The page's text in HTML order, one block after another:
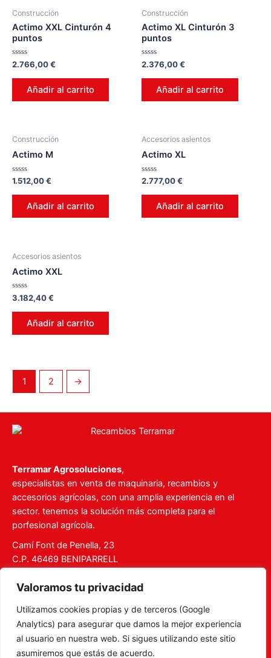
Valoramos tu privacidad
Utilizamos cookies propias y de terceros (Google
Analytics) para asegurar que damos la mejor experiencia
al usuario en nuestra web. Si sigues utilizando este sitio
asumiremos que estás de acuerdo.
Construcción
Actimo XXL Cinturón 4
puntos
Valorado
en
0
2.766,00€
Añadir al carrito
Construcción
Actimo XL Cinturón 3
puntos
Valorado
en
0
2.376,00€
Añadir al carrito
Construcción
Actimo M
Valorado
0
1.512,00€
Añadir al carrito
Accesorios asientos
Actimo XL
Valorado
0
2.777,00€
Añadir al carrito
Accesorios asientos
Actimo XXL
Valorado
en
0
3.182,40€
Añadir al carrito
1 2 →
Terramar Agrosoluciones,
especialistas en venta de maquinaria, recambios y
accesorios agrícolas, con una amplia experiencia en el
sector. tenemos la solución más completa para el
porfesional agrícola.
Camí Font de Penella, 23
C.P. 46469 BENIPARRELL
ventas@recambiosterramar.com
Mi Cuenta
Carrito